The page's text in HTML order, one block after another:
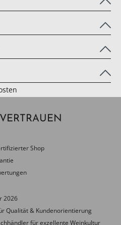
Shop
2026
Qualität & Kundenorientierung
für exzellente Weinkultur